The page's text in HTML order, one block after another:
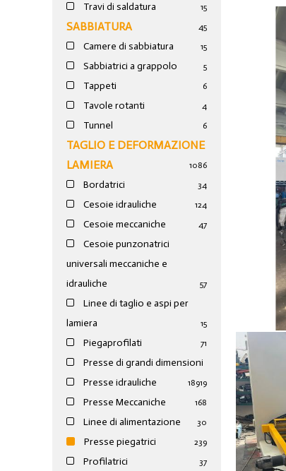
Travi di saldatura 15
SABBIATURA 45
Camere di sabbiatura 15
Sabbiatrici a grappolo 5
Tappeti 6
Tavole rotanti 4
Tunnel 6
TAGLIO E DEFORMAZIONE
LAMIERA
1086
Bordatrici 34
Cesoie idrauliche 124
Cesoie meccaniche 47
Cesoie punzonatrici
universali meccaniche e
idrauliche
57
Linee di taglio e aspi per
lamiera
15
Piegaprofilati 71
Presse di grandi dimensioni
19
Presse idrauliche 189
Presse Meccaniche 168
Linee di alimentazione 30
Presse piegatrici 239
Profilatrici 37